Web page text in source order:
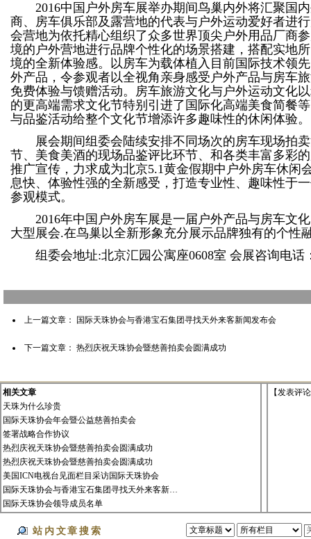
2016中国户外房车展举办期间鸟巢内外将汇聚国
商、房车俱乐部及露营地的代表与户外运动爱好者进
会营地为依托精心组织了众多世界顶尖户外用品厂商
境的户外营地进行品牌个性化的场景搭建，搭配实地
境的全新体验感。以房车为载体植入目前国际技术领
外产品，令参观者以全视角亲身感受户外产品与房车
免费体验与馈赠活动。房车旅游文化与户外运动文化
的更高端需求文化节特别引进了国际化高端美食简餐
与品鉴活动给整个文化节增添许多趣味性的休闲体验。
展会期间组委会陆续安排不同场次的房车现场拍卖
节、美食美酒的现场品鉴评比环节、和各类丰富多彩
推广宣传，力求成为北京5.1黄金假期中户外房车休闲
息快、体验性强的全新感受，打造专业性、趣味性于
参观模式。
2016年中国户外房车展是一届户外产品与房车文
大型展会.在鸟巢以全新形象充分展示品牌独有的个性
组委会地址:北京汇园公寓座0608室 会展咨询电话
上一篇文章： 国际天珠协会与香港宝石集团寻找天外来客新闻发布会
下一篇文章： 热烈庆祝天珠协会暨慈善拍卖会圆满成功
相关文章
天珠为什么珍贵
国际天珠协会年会暨公益慈善拍卖会
签署战略合作协议
热烈庆祝天珠协会暨慈善拍卖会圆满成功
热烈庆祝天珠协会暨慈善拍卖会圆满成功
美国ICN电视台见面栏目采访国际天珠协会
国际天珠协会与香港宝石集团寻找天外来客新…
国际天珠协会领导成员名单
【发表评论
站内文章搜索